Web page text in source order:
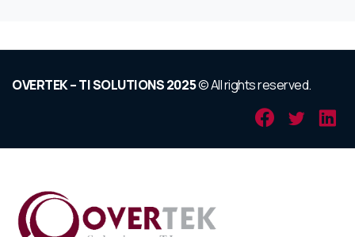
OVERTEK – TI SOLUTIONS 2025© All rights reserved.